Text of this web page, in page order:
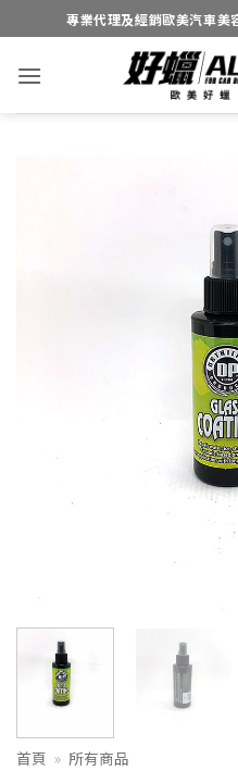
to
content
專業代理及經銷歐美汽車美
首頁 » 所有商品